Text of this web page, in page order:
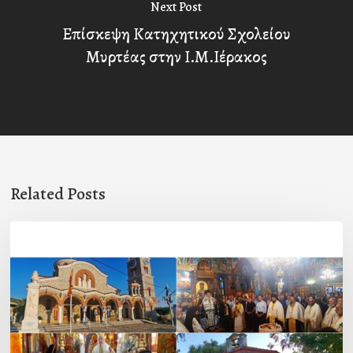
Next Post
Επίσκεψη Κατηχητικού Σχολείου
Μυρτέας στην Ι.Μ.Ιέρακος
Related Posts
εορτή
της
Μεταμορφώσεως
του